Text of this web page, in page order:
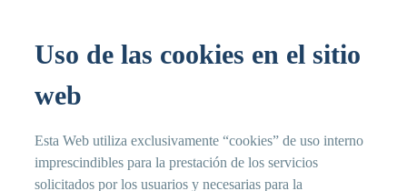
Uso de las cookies en el sitio
web
Esta Web utiliza exclusivamente “cookies” de uso interno
imprescindibles para la prestación de los servicios
solicitados por los usuarios y necesarias para la